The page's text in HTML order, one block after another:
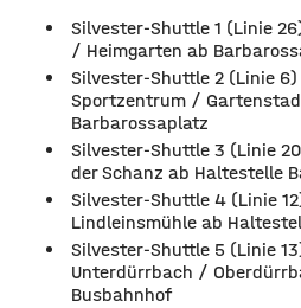
Silvester-Shuttle 1 (Linie
/ Heimgarten ab
Silvester-Shuttle 2 (Linie 6)
Sportzentrum /
Barbarossaplatz
Silvester-Shuttle 3 (Linie
der Schanz ab Haltestelle
Silvester-Shuttle 4 (Linie
Lindleinsmühle ab
Silvester-Shuttle 5 (Linie
Unterdürrbach /
Busbahnhof